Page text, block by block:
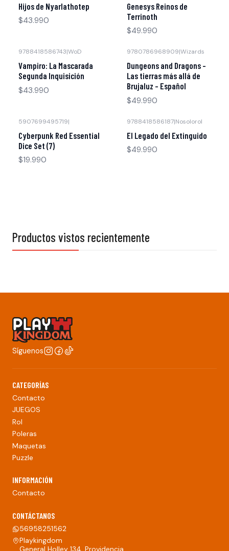
Hijos de Nyarlathotep
$43.990
Genesys Reinos de
Terrinoth
$49.990
9788418586743|WoD
Vampiro: La Mascarada
Segunda Inquisición
$43.990
9780786968909|Wizards
Dungeons and Dragons -
Las tierras más allá de
Brujaluz - Español
$49.990
5907699495719|
Cyberpunk Red Essential
Dice Set (7)
$19.990
9788418586187|Nosolorol
El Legado del Extinguido
$49.990
Productos vistos recientemente
Síguenos
CATEGORÍAS
Contacto
JUEGOS
Rol
Poleras
Maquetas
Puzzle
INFORMACIÓN
Contacto
CONTÁCTANOS
56958251562
Playkingdom
General Holley 134, Providencia